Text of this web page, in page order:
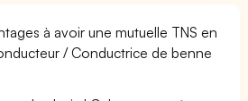
à avoir une mutuelle TNS en
/ Conductrice de benne